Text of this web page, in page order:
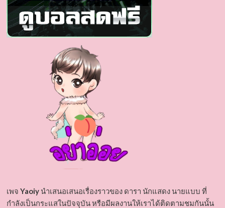
เพจ Yaoiyนำเสนอเสนอเรื่องราวของ ดารา นักแสดง นายแบบ ที่
กำลังเป็นกระแสในปัจจุบัน หรือมีผลงานให้เราได้ติดตามชมกันนั้น